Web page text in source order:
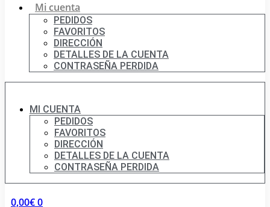
Mi cuenta
PEDIDOS
FAVORITOS
DIRECCIÓN
DETALLES DE LA CUENTA
CONTRASEÑA PERDIDA
MI CUENTA
PEDIDOS
FAVORITOS
DIRECCIÓN
DETALLES DE LA CUENTA
CONTRASEÑA PERDIDA
0,00€0